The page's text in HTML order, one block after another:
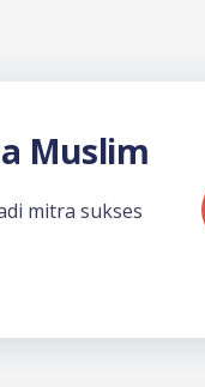
Muslim
mitra sukses